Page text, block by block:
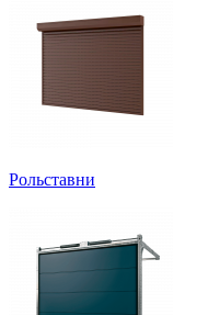
Рольставни